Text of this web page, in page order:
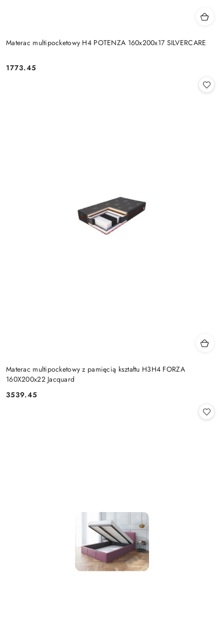
Materac multipocketowy H4 POTENZA 160x200x17 SILVERCARE
Cena:
1773.45
Materac multipocketowy z pamięcią kształtu H3H4 FORZA
160X200x22 Jacquard
Cena:
3539.45